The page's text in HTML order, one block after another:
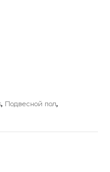
, Подвесной пол,